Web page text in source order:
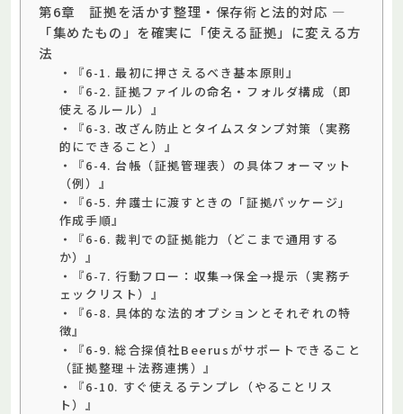
第6章 証拠を活かす整理・保存術と法的対応 —
「集めたもの」を確実に「使える証拠」に変える方
法
・『6-1. 最初に押さえるべき基本原則』
・『6-2. 証拠ファイルの命名・フォルダ構成（即
使えるルール）』
・『6-3. 改ざん防止とタイムスタンプ対策（実務
的にできること）』
・『6-4. 台帳（証拠管理表）の具体フォーマット
（例）』
・『6-5. 弁護士に渡すときの「証拠パッケージ」
作成手順』
・『6-6. 裁判での証拠能力（どこまで通用する
か）』
・『6-7. 行動フロー：収集→保全→提示（実務チ
ェックリスト）』
・『6-8. 具体的な法的オプションとそれぞれの特
徴』
・『6-9. 総合探偵社Beerusがサポートできること
（証拠整理＋法務連携）』
・『6-10. すぐ使えるテンプレ（やることリス
ト）』